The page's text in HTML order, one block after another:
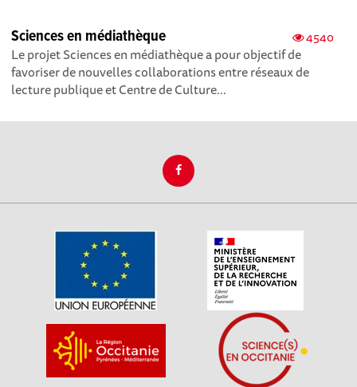
4540
Sciences en médiathèque
Le projet Sciences en médiathèque a pour objectif de
favoriser de nouvelles collaborations entre réseaux de
lecture publique et Centre de Culture...